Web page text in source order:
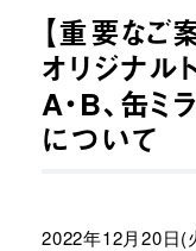
【重要な
オリジナル
A・B、缶
について
2022年12月20日(